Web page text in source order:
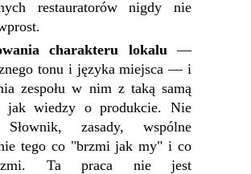
restauratorów nigdy nie
charakteru lokalu—
tonu i języka miejsca — i
zespołu w nim z taką samą
jak wiedzy o produkcie. Nie
zasady, wspólne
tego co "brzmi jak my" i co
Ta praca nie jest